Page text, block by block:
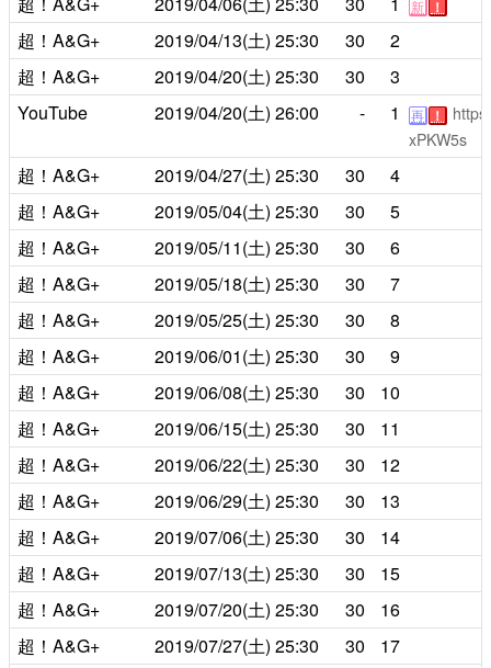
新 ！
超！A&G+ 2019/04/13(土) 25:30 30
2
超！A&G+
2019/04/20(土) 25:30 30
3
YouTube
2019/04/20(土) 26:00 - 1 再 ！
xPKW5s
超！A&G+ 2019/04/27(土) 25:30 30
4
超！A&G+
2019/05/04(土) 25:30 30
5
超！A&G+
2019/05/11(土) 25:30 30
6
超！A&G+
2019/05/18(土) 25:30 30
7
超！A&G+
2019/05/25(土) 25:30 30
8
超！A&G+
2019/06/01(土) 25:30 30
9
超！A&G+
2019/06/08(土) 25:30 30
10
超！A&G+
2019/06/15(土) 25:30 30
11
超！A&G+
2019/06/22(土) 25:30 30
12
超！A&G+
2019/06/29(土) 25:30 30
13
超！A&G+
2019/07/06(土) 25:30 30
14
超！A&G+
2019/07/13(土) 25:30 30
15
超！A&G+
2019/07/20(土) 25:30 30
16
超！A&G+
2019/07/27(土) 25:30 30
17